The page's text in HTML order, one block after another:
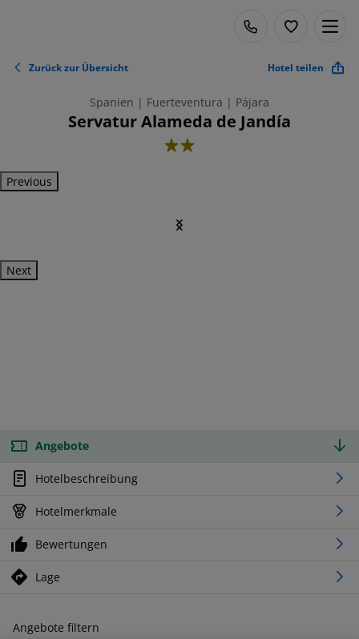
Zurück zur Übersicht Hotel teilen
Spanien | Fuerteventura | Pájara
Servatur Alameda de Jandía
2
Previous
Next
Angebote
Hotelbeschreibung
Hotelmerkmale
Bewertungen
Lage
Angebote filtern